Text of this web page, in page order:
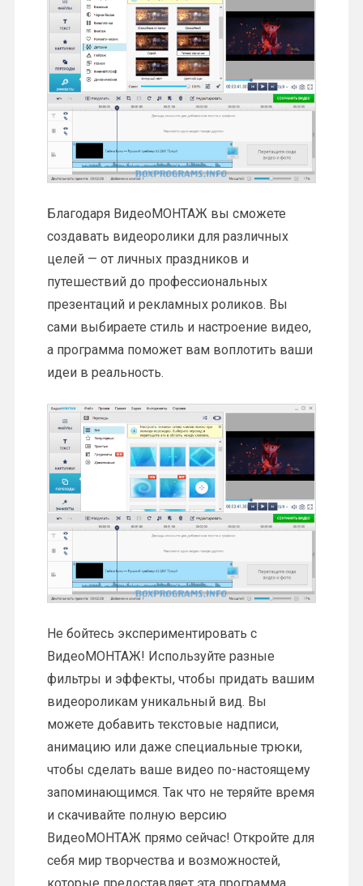
Благодаря ВидеоМОНТАЖ вы сможете
создавать видеоролики для различных
целей — от личных праздников и
путешествий до профессиональных
презентаций и рекламных роликов. Вы
сами выбираете стиль и настроение видео,
а программа поможет вам воплотить ваши
идеи в реальность.
Не бойтесь экспериментировать с
ВидеоМОНТАЖ! Используйте разные
фильтры и эффекты, чтобы придать вашим
видеороликам уникальный вид. Вы
можете добавить текстовые надписи,
анимацию или даже специальные трюки,
чтобы сделать ваше видео по-настоящему
запоминающимся. Так что не теряйте время
и скачивайте полную версию
ВидеоМОНТАЖ прямо сейчас! Откройте для
себя мир творчества и возможностей,